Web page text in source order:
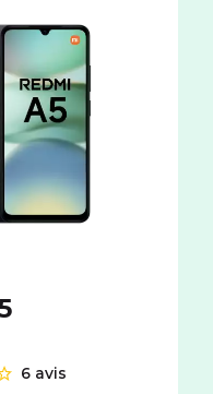
espace de stockage :
disponibles pour le
6 avis